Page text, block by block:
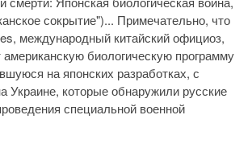
сокрытие")... Примечательно, что
международный китайский официоз,
биологическую программу
на японских разработках, с
Украине, которые обнаружили русские
специальной военной